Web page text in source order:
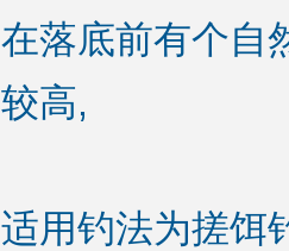
在落底前有个自
较高,
适用钓法为搓饵